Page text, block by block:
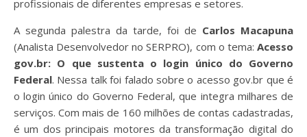
Pará (Justiça Federal da 1ª
Região - TRF1).
Pará (Justiça Federal da 1ª
Região - TRF1).
profissionais de diferentes empresas e setores.
A segunda palestra da tarde, foi de Carlos Macapuna
(Analista Desenvolvedor no SERPRO), com o tema: Acesso
gov.br: O que sustenta o login único do Governo
Federal. Nessa talk foi falado sobre o acesso gov.br que é
o login único do Governo Federal, que integra milhares de
serviços. Com mais de 160 milhões de contas cadastradas,
é um dos principais motores da transformação digital do